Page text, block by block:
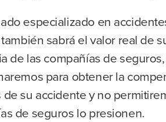
especializado en
sabrá el valor real de
de las compañías de seguros,
para obtener la
su accidente y no
de seguros lo presionen.